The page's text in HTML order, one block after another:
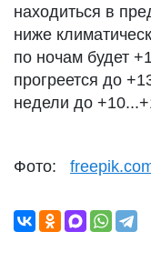
находиться в
ниже
по ночам будет
прогреется до
недели до
Фото: